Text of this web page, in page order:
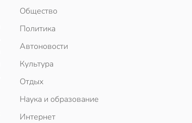
Общество
Политика
Автоновости
Культура
Отдых
Наука и образование
Интернет